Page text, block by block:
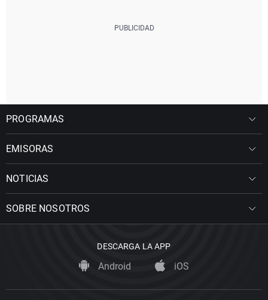
PROGRAMAS
EMISORAS
NOTICIAS
SOBRE NOSOTROS
DESCARGA LA APP
Android iOS